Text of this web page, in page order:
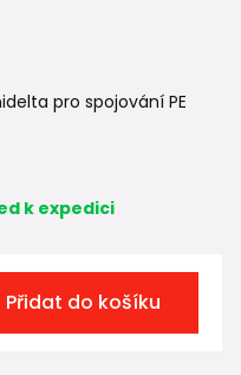
pro spojování PE
k expedici
Přidat do košíku